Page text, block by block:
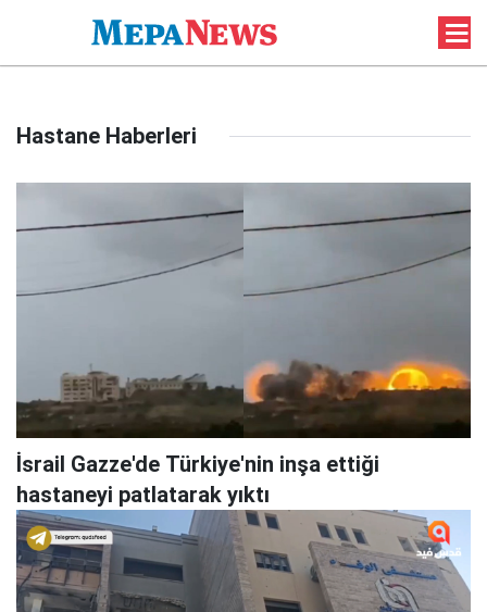
Hastane Haberleri
İsrail Gazze'de Türkiye'nin inşa ettiği
hastaneyi patlatarak yıktı